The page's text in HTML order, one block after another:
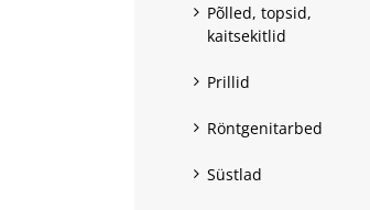
Põlled, topsid,
kaitsekitlid
Prillid
Röntgenitarbed
Süstlad